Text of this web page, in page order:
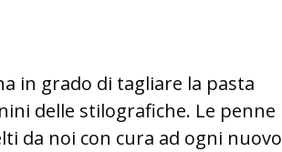
in grado di tagliare la pasta
delle stilografiche. Le penne
da noi con cura ad ogni nuovo